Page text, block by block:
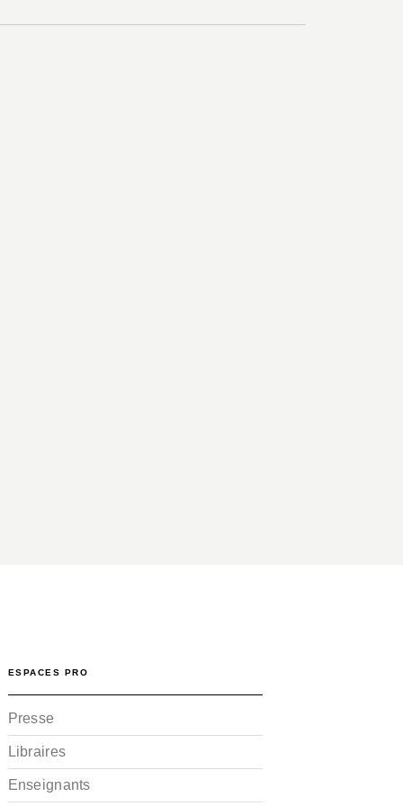
ESPACES PRO
Presse
Libraires
Enseignants